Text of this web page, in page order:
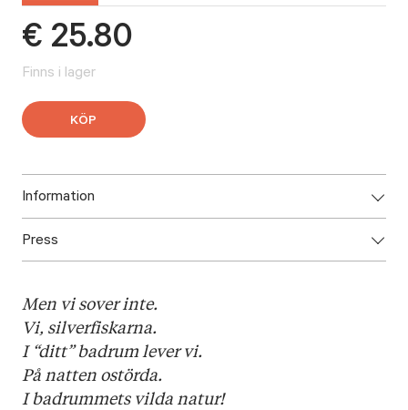
€ 25.80
Finns i lager
KÖP
Information
ISBN: 9789523336919
Titel: Om du möter en silverfisk
Språk: Svenska
Sidantal: 40
Format: Kartonnage
Illustratör: Linda Bondestam
Press
Men vi sover inte.
Vi, silverfiskarna.
I “ditt” badrum lever vi.
På natten ostörda.
I badrummets vilda natur!